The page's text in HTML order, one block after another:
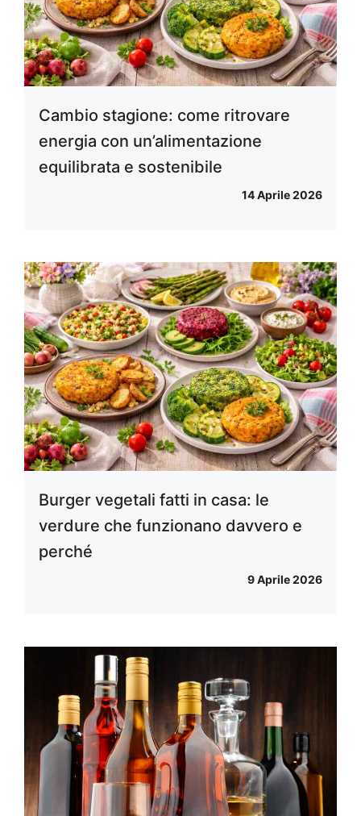
Cambio stagione: come ritrovare
energia con un’alimentazione
equilibrata e sostenibile
14 Aprile 2026
Burger vegetali fatti in casa: le
verdure che funzionano davvero e
perché
9 Aprile 2026